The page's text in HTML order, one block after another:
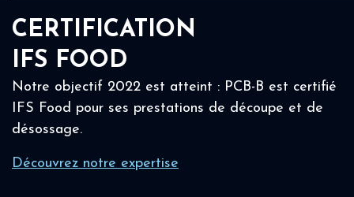
CERTIFICATION
IFS FOOD
Notre objectif 2022 est atteint : PCB-B est certifié
IFS Food pour ses prestations de découpe et de
désossage.
Découvrez notre expertise